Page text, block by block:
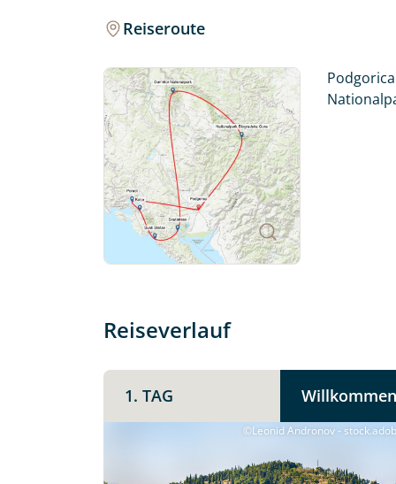
Im Norden von Montenegro warten auch
riesigen Skutarisee. Mediterrane
Küstenstädten entlang der Adria.
Freuen Sie sich auf ein
Montenegriner stets an erster Stelle steht.
Reiseroute
Reiseverlauf
1. TAG
©Leonid Andronov -
Individuelle Anfrage
Herzlichen Dank für Ihre
mit. Wir prüfen die Verfügbarkeit
Traumreise.
Persönliche Daten